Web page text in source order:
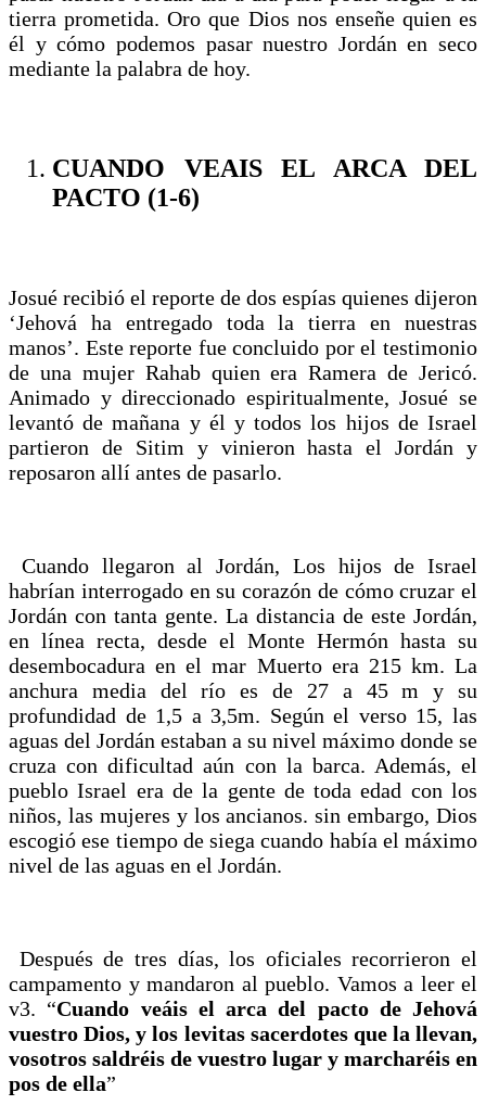
tierra prometida. Oro que Dios nos enseñe quien es
él y cómo podemos pasar nuestro Jordán en seco
mediante la palabra de hoy.
CUANDO VEAIS EL ARCA DEL
PACTO (1-6)
Josué recibió el reporte de dos espías quienes dijeron
‘Jehová ha entregado toda la tierra en nuestras
manos’. Este reporte fue concluido por el testimonio
de una mujer Rahab quien era Ramera de Jericó.
Animado y direccionado espiritualmente, Josué se
levantó de mañana y él y todos los hijos de Israel
partieron de Sitim y vinieron hasta el Jordán y
reposaron allí antes de pasarlo.
Cuando llegaron al Jordán, Los hijos de Israel
habrían interrogado en su corazón de cómo cruzar el
Jordán con tanta gente. La distancia de este Jordán,
en línea recta, desde el Monte Hermón hasta su
desembocadura en el mar Muerto era 215 km. La
anchura media del río es de 27 a 45 m y su
profundidad de 1,5 a 3,5m. Según el verso 15, las
aguas del Jordán estaban a su nivel máximo donde se
cruza con dificultad aún con la barca. Además, el
pueblo Israel era de la gente de toda edad con los
niños, las mujeres y los ancianos. sin embargo, Dios
escogió ese tiempo de siega cuando había el máximo
nivel de las aguas en el Jordán.
Después de tres días, los oficiales recorrieron el
campamento y mandaron al pueblo. Vamos a leer el
v3. “Cuando veáis el arca del pacto de Jehová
vuestro Dios, y los levitas sacerdotes que la llevan,
vosotros saldréis de vuestro lugar y marcharéis en
pos de ella”